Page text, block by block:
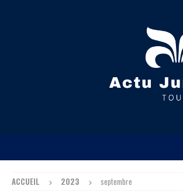
ACCUEIL 2023 septembre